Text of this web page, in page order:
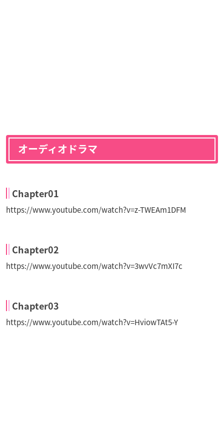
オーディオドラマ
Chapter01
https://www.youtube.com/watch?v=z-TWEAm1DFM
Chapter02
https://www.youtube.com/watch?v=3wvVc7mXI7c
Chapter03
https://www.youtube.com/watch?v=HviowTAt5-Y